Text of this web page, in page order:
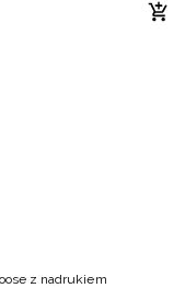
z nadrukiem